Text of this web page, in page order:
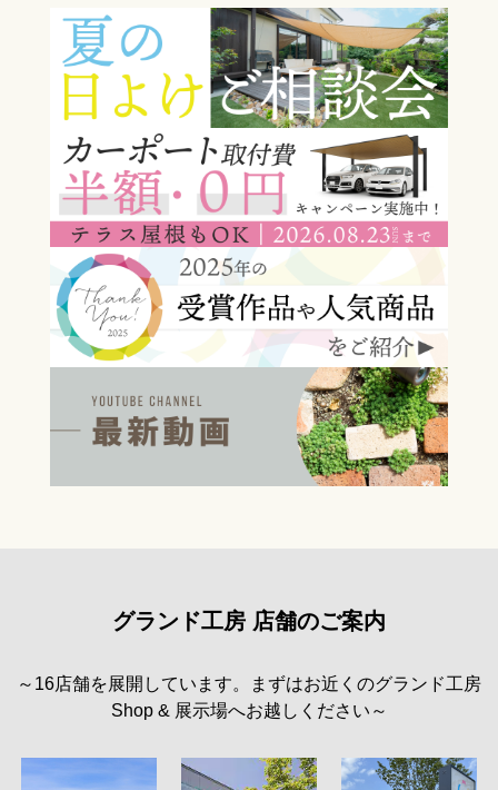
グランド工房 店舗のご案内
～16店舗を展開しています。まずはお近くのグランド工房
Shop & 展示場へお越しください～